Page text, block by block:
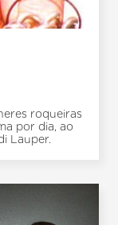
roqueiras
por dia, ao
Lauper.